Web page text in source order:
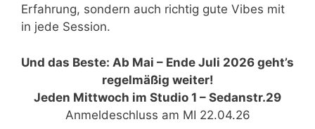
Erfahrung, sondern auch richtig gute Vibes mit
in jede Session.
Und das Beste: Ab Mai – Ende Juli 2026 geht’s
regelmäßig weiter!
Jeden Mittwoch im Studio 1 – Sedanstr.29
Anmeldeschluss am MI 22.04.26